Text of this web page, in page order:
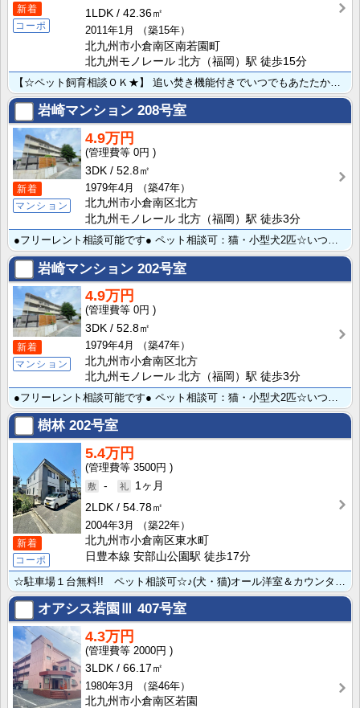
新着
コーポ
1LDK
42.36㎡
2011年1月
（築15年）
北九州市小倉南区南若園町
北九州モノレール 北方（福岡）駅 徒歩15分
岩崎マンション 208号室
新着
マンション
4.9万円
0円
3DK
52.8㎡
1979年4月
（築47年）
北九州市小倉南区北方
北九州モノレール 北方（福岡）駅 徒歩3分
岩崎マンション 202号室
新着
マンション
4.9万円
0円
3DK
52.8㎡
1979年4月
（築47年）
北九州市小倉南区北方
北九州モノレール 北方（福岡）駅 徒歩3分
樹林202号室
新着
コーポ
5.4万円
3500円
-
1ヶ月
2LDK
54.78㎡
2004年3月
（築22年）
北九州市小倉南区東水町
日豊本線 安部山公園駅 徒歩17分
オアシス若園Ⅲ 407号室
4.3万円
2000円
3LDK
66.17㎡
1980年3月
（築46年）
北九州市小倉南区若園